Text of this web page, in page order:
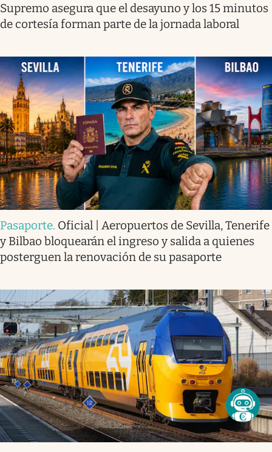
Supremo asegura que el desayuno y los 15 minutos
de cortesía forman parte de la jornada laboral
Pasaporte. Oficial | Aeropuertos de Sevilla, Tenerife
y Bilbao bloquearán el ingreso y salida a quienes
posterguen la renovación de su pasaporte